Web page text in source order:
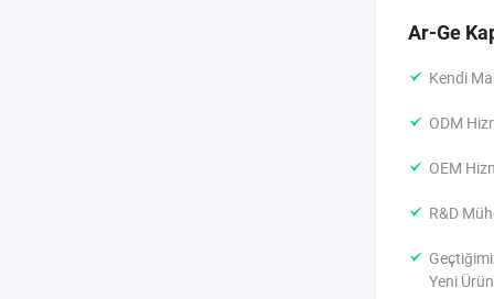
Ar-Ge
Kendi
ODM
OEM
R&D
Yeni